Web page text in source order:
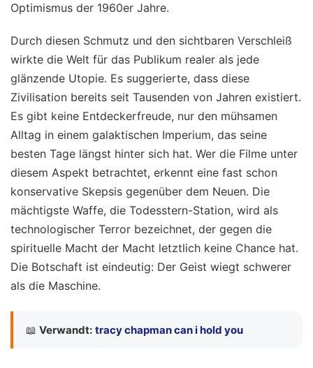
Optimismus der 1960er Jahre.
Durch diesen Schmutz und den sichtbaren Verschleiß
wirkte die Welt für das Publikum realer als jede
glänzende Utopie. Es suggerierte, dass diese
Zivilisation bereits seit Tausenden von Jahren existiert.
Es gibt keine Entdeckerfreude, nur den mühsamen
Alltag in einem galaktischen Imperium, das seine
besten Tage längst hinter sich hat. Wer die Filme unter
diesem Aspekt betrachtet, erkennt eine fast schon
konservative Skepsis gegenüber dem Neuen. Die
mächtigste Waffe, die Todesstern-Station, wird als
technologischer Terror bezeichnet, der gegen die
spirituelle Macht der Macht letztlich keine Chance hat.
Die Botschaft ist eindeutig: Der Geist wiegt schwerer
als die Maschine.
📖 Verwandt: tracy chapman can i hold you